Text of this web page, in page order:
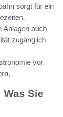
sorgt für ein
Anlagen auch
zugänglich
vor
Sie